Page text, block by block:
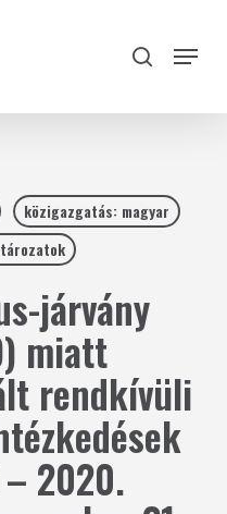
search
Menu
közigazgatás: magyar
járvány
miatt
rendkívüli
2020.
Close